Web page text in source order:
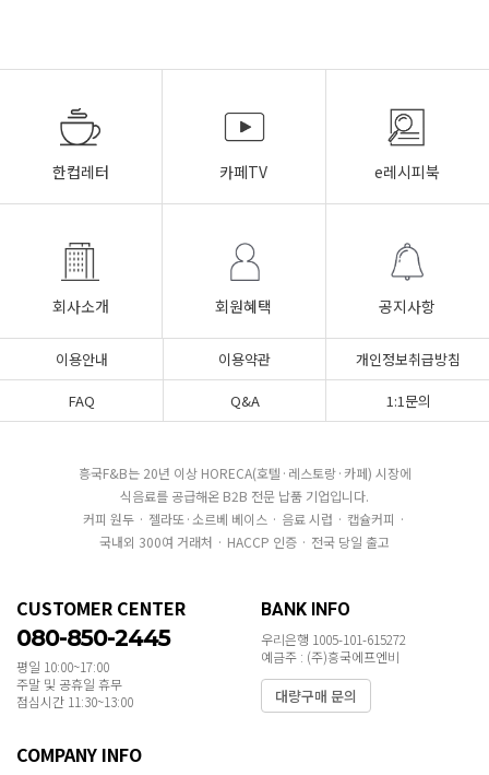
한컵레터 카페TV e레시피북
회사소개 회원혜택 공지사항
이용안내 이용약관
개인정보취급방침
FAQ
Q&A 1:1문의
흥국F&B는 20년 이상 HORECA(호텔·레스토랑·카페) 시장에
식음료를 공급해온 B2B 전문 납품 기업입니다.
커피 원두 · 젤라또·소르베 베이스 · 음료 시럽 · 캡슐커피 ·
국내외 300여 거래처 · HACCP 인증 · 전국 당일 출고
CUSTOMER CENTER
080-850-2445
평일 10:00~17:00
주말 및 공휴일 휴무
점심시간 11:30~13:00
BANK INFO
우리은행 1005-101-615272
예금주 : (주)흥국에프엔비
대량구매 문의
COMPANY INFO